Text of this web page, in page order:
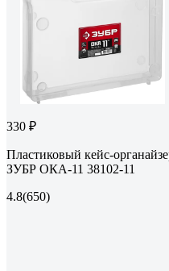
330 ₽
Пластиковый кейс-
ЗУБР ОКА-11 38102-11
4.8(650)